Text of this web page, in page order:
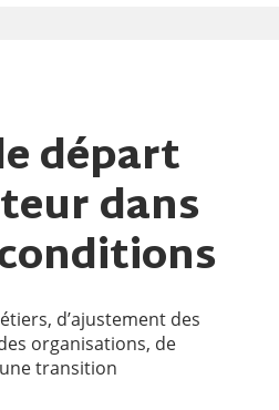
départ
dans
d’ajustement des
organisations, de
transition